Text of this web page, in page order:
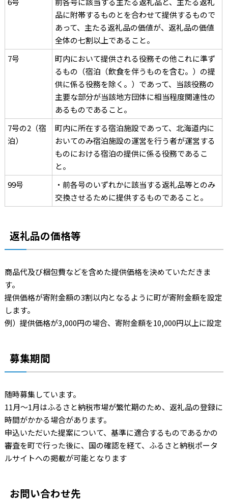
品に附帯するものとを合わせて提供するもので
あって、主たる返礼品の価値が、返礼品の価値
全体の七割以上であること。
7号
町内において提供される役務その他これに準ず
るもの（宿泊（飲食を伴うものを含む。）の提
供に係る役務を除く。）であって、当該役務の
主要な部分が当該地方団体に相当程度関連性の
あるものであること。
7号の2（宿
泊）
町内に所在する宿泊施設であって、北海道内に
おいてのみ宿泊施設の運営を行う者が運営する
ものにおける宿泊の提供に係る役務であるこ
と。
99号
・前各号のいずれかに該当する返礼品等とのみ
交換させるために提供するものであること。
返礼品の価格等
商品代及び梱包費などを含めた提供価格を決めていただきま
す。
提供価格が寄附金額の3割以内となるように町が寄附金額を設定
します。
例）提供価格が3,000円の場合、寄附金額を10,000円以上に設定
募集期間
随時募集しています。
11月～1月はふるさと納税市場が繁忙期のため、返礼品の登録に
時間がかかる場合があります。
申込いただいた提案について、基準に適合するものであるかの
審査を町で行った後に、国の確認を経て、ふるさと納税ポータ
ルサイトへの掲載が可能となります
お問い合わせ先